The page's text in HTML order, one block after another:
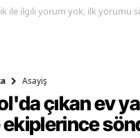
ile ilgili yorum yok, ilk yorumu
Asayiş
çıkan ev